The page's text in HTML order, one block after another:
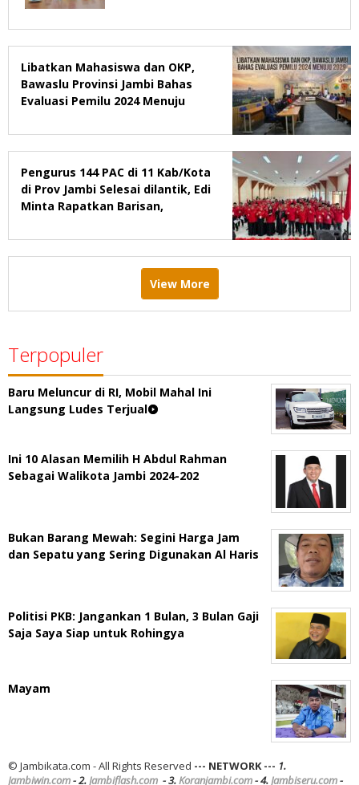
Libatkan Mahasiswa dan OKP,
Bawaslu Provinsi Jambi Bahas
Evaluasi Pemilu 2024 Menuju
Pengurus 144 PAC di 11 Kab/Kota
di Prov Jambi Selesai dilantik, Edi
Minta Rapatkan Barisan,
View More
Terpopuler
Baru Meluncur di RI, Mobil Mahal Ini
Langsung Ludes Terjual
Ini 10 Alasan Memilih H Abdul Rahman
Sebagai Walikota Jambi 2024-202
Bukan Barang Mewah: Segini Harga Jam
dan Sepatu yang Sering Digunakan Al Haris
Politisi PKB: Jangankan 1 Bulan, 3 Bulan Gaji
Saja Saya Siap untuk Rohingya
Mayam
© Jambikata.com - All Rights Reserved --- NETWORK --- 1.
Jambiwin.com- 2.Jambiflash.com - 3.Koranjambi.com- 4.Jambiseru.com-